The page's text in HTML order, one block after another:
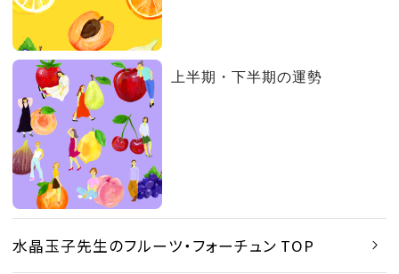
上半期・下半期の運勢
水晶玉子先生のフルーツ・フォーチュン TOP